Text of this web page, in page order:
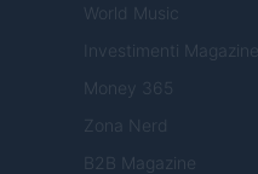
World Music
Investimenti Magazine
Money 365
Zona Nerd
B2B Magazine